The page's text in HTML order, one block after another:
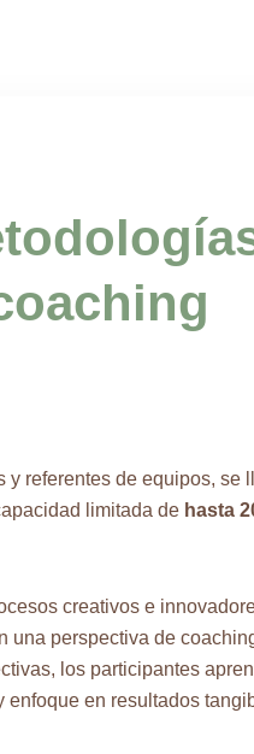
y referentes de equipos, se
limitada de hasta
creativos e
una perspectiva de
los participantes
en resultados